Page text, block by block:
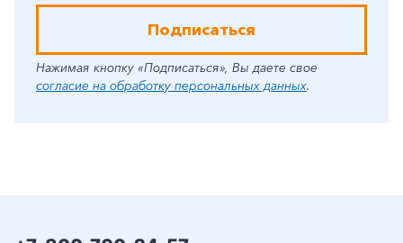
Подписаться
Нажимая кнопку «Подписаться», Вы даете свое
согласие на обработку персональных данных.